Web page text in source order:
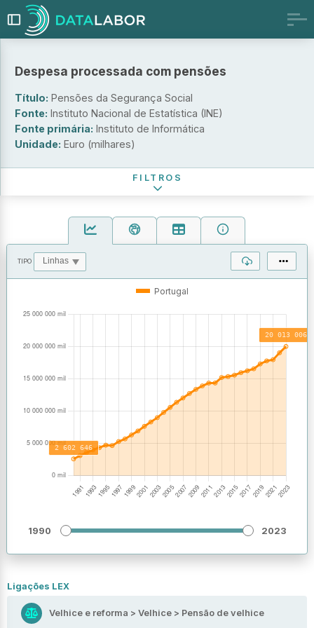
TIPO
Portugal
1990 2023
Ligações LEX
Velhice e reforma > Velhice > Pensão de velhice
Despesa processada com pensões
Título: Pensões da Segurança Social
Fonte: Instituto Nacional de Estatística (INE)
Fonte primária: Instituto de Informática
Unidade: Euro (milhares)
Portugal
Portugal - NUTS e municípios série antiga
Tipo de pensão
FILTROS